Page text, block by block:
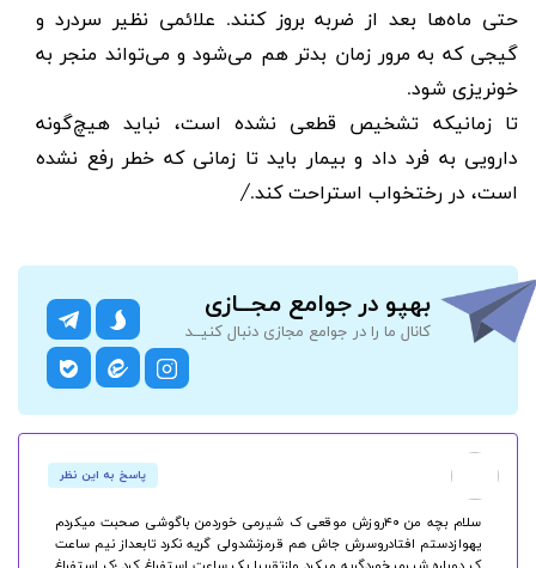
حتی ماه‌ها بعد از ضربه بروز کنند. علائمی نظیر سردرد و
گیجی که به مرور زمان بدتر هم می‌شود و می‌تواند منجر به
خونریزی شود.
تا زمانیکه تشخیص قطعی نشده است، نباید هیچ‌گونه
دارویی به فرد داد و بیمار باید تا زمانی که خطر رفع نشده
است، در رختخواب استراحت کند./
بهپو در جوامع مجــازی
کانال ما را در جوامع مجازی دنبال کنیــد
پاسخ به این نظر
سلام بچه من ۴۰روزش موقعی ک شیرمی خوردمن باگوشی صحبت میکردم
یهوازدستم افتادروسرش جاش هم قرمزنشدولی گریه نکرد تابعداز نیم ساعت